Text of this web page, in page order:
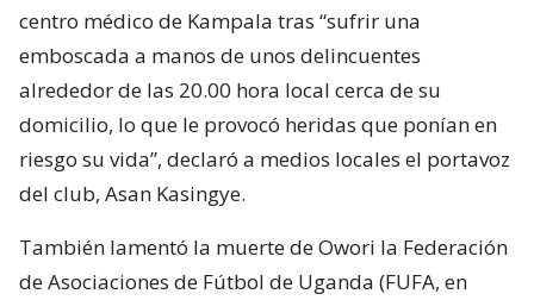
centro médico de Kampala tras “sufrir una
emboscada a manos de unos delincuentes
alrededor de las 20.00 hora local cerca de su
domicilio, lo que le provocó heridas que ponían en
riesgo su vida”, declaró a medios locales el portavoz
del club, Asan Kasingye.
También lamentó la muerte de Owori la Federación
de Asociaciones de Fútbol de Uganda (FUFA, en